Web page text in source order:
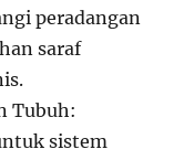
peradangan
saraf
Tubuh:
sistem